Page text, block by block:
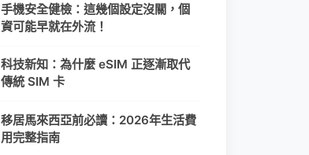
手機安全健檢：這幾個設定沒關，個
資可能早就在外流！
科技新知：為什麼 eSIM 正逐漸取代
傳統 SIM 卡
移居馬來西亞前必讀：2026年生活費
用完整指南